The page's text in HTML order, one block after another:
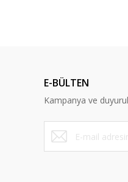
Ürün
Ürün fiyatı
Bu ürüne
E-BÜLTEN
Kampanya ve